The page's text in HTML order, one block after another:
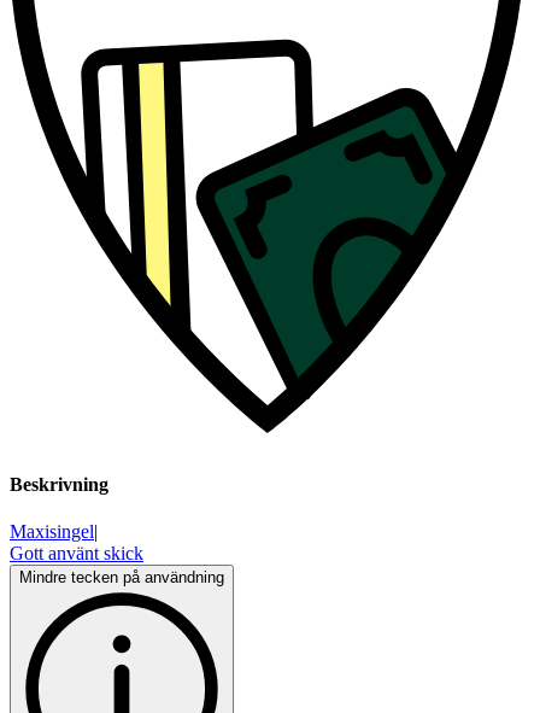
Beskrivning
Maxisingel|
Gott använt skick
Mindre tecken på användning